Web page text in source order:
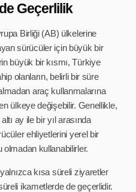
Geçerlilik
Birliği (AB) ülkelerine
sürücüler için büyük bir
büyük bir kısmı, Türkiye
olanların, belirli bir süre
araç kullanmalarına
ülkeye değişebilir. Genellikle,
ay ile bir yıl arasında
ehliyetlerini yerel bir
kullanabilirler.
kısa süreli ziyaretler
ikametlerde de geçerlidir.